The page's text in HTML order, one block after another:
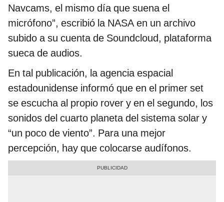
Navcams, el mismo día que suena el
micrófono”, escribió la NASA en un archivo
subido a su cuenta de Soundcloud, plataforma
sueca de audios.
En tal publicación, la agencia espacial
estadounidense informó que en el primer set
se escucha al propio rover y en el segundo, los
sonidos del cuarto planeta del sistema solar y
“un poco de viento”. Para una mejor
percepción, hay que colocarse audífonos.